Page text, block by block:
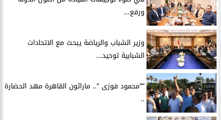
ورفع...
وزير الشباب والرياضة يبحث مع الاتحادات
الشبابية توحيد...
””محمود فوزى ”.. ماراثون القاهرة مهد الحضارة
..